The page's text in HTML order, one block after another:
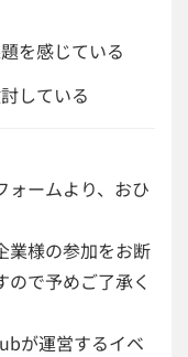
を感じている
している
ォームより、おひ
業様の参加をお断
で予めご了承く
が運営するイベ